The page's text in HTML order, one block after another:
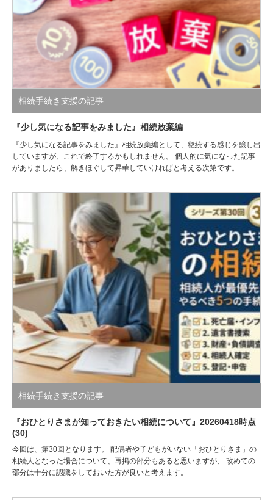
相続手続き支援の記事
『少し気になる記事をみました』相続放棄編
『少し気になる記事をみました』相続放棄編として、継続する感じを醸し出
していますが、これで終了するかもしれません。 個人的に気になった記事
がありましたら、解きほぐして昇華していければと考える次第です。
相続手続き支援の記事
『おひとりさまが知っておきたい相続について』20260418時点
(30)
今回は、第30回となります。 配偶者や子どもがいない「おひとりさま」の
相続人となった場合について、再掲の部分もあると思いますが、 改めての
部分は十分に認識をしておいた方が良いと考えます。